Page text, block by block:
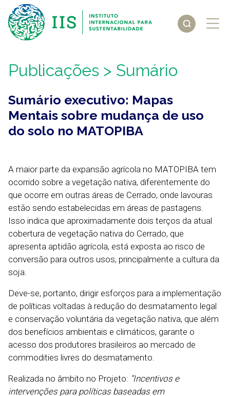
Publicações > Sumário
Sumário executivo: Mapas
Mentais sobre mudança de uso
do solo no MATOPIBA
A maior parte da expansão agrícola no MATOPIBA tem
ocorrido sobre a vegetação nativa, diferentemente do
que ocorre em outras áreas de Cerrado, onde lavouras
estão sendo estabelecidas em áreas de pastagens.
Isso indica que aproximadamente dois terços da atual
cobertura de vegetação nativa do Cerrado, que
apresenta aptidão agrícola, está exposta ao risco de
conversão para outros usos, principalmente a cultura da
soja.
Deve-se, portanto, dirigir esforços para a implementação
de políticas voltadas à redução do desmatamento legal
e conservação voluntária da vegetação nativa, que além
dos benefícios ambientais e climáticos, garante o
acesso dos produtores brasileiros ao mercado de
commodities livres do desmatamento.
Realizada no âmbito no Projeto: “Incentivos e
intervenções para políticas baseadas em